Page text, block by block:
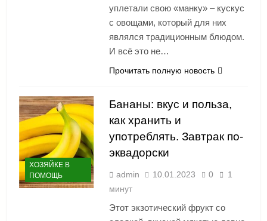
уплетали свою «манку» – кускус
с овощами, который для них
являлся традиционным блюдом.
И всё это не…
Прочитать полную новость
ХОЗЯЙКЕ В
ПОМОЩЬ
Бананы: вкус и польза,
как хранить и
употреблять. Завтрак по-
эквадорски
admin 10.01.2023 0
1
минут
Этот экзотический фрукт со